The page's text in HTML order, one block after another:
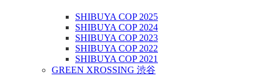
SHIBUYA COP 2025
SHIBUYA COP 2024
SHIBUYA COP 2023
SHIBUYA COP 2022
SHIBUYA COP 2021
GREEN XROSSING 渋谷